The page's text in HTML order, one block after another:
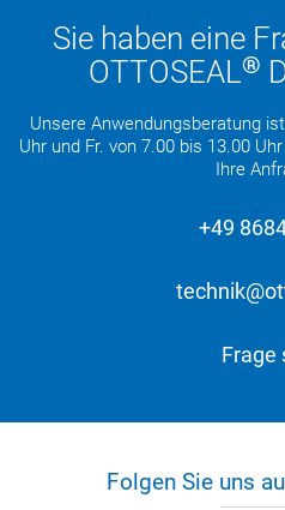
Sie haben eine
OTTOSEAL®
Unsere Anwendungsberatung
Uhr und Fr. von 7.00 bis 13.00
Ihre
+49
Frage
Folgen Sie uns